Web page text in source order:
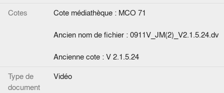
Cotes
Cote médiathèque : MCO 71
Ancien nom de fichier : 0911V_JM(2)_V2.1.5.24.dv
Ancienne cote : V 2.1.5.24
Type de
document
Vidéo